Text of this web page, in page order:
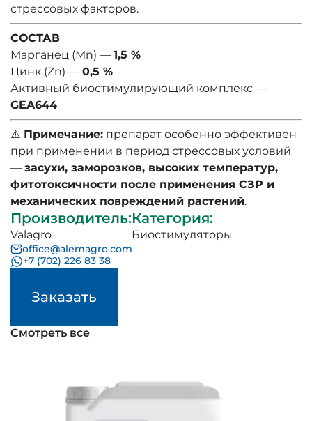
стрессовых факторов.
СОСТАВ
Марганец (Mn) — 1,5 %
Цинк (Zn) — 0,5 %
Активный биостимулирующий комплекс —
GEA644
⚠️ Примечание: препарат особенно эффективен
при применении в период стрессовых условий
— засухи, заморозков, высоких температур,
фитотоксичности после применения СЗР и
механических повреждений растений.
Производитель:
Valagro
Категория:
Биостимуляторы
Заказать
office@alemagro.com
+7 (702) 226 83 38
Смотреть все